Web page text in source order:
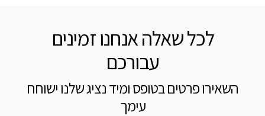
לכל שאלה אנחנו זמינים
עבורכם
השאירו פרטים בטופס ומיד נציג שלנו ישוחח
עימך